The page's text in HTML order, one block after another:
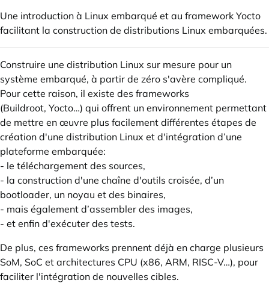
Une introduction à Linux embarqué et au framework Yocto
facilitant la construction de distributions Linux embarquées.
Construire une distribution Linux sur mesure pour un
système embarqué, à partir de zéro s'avère compliqué.
Pour cette raison, il existe des frameworks
(Buildroot, Yocto…) qui offrent un environnement permettant
de mettre en œuvre plus facilement différentes étapes de
création d'une distribution Linux et d'intégration d’une
plateforme embarquée:
- le téléchargement des sources,
- la construction d'une chaîne d'outils croisée, d’un
bootloader, un noyau et des binaires,
- mais également d’assembler des images,
- et enfin d'exécuter des tests.
De plus, ces frameworks prennent déjà en charge plusieurs
SoM, SoC et architectures CPU (x86, ARM, RISC-V…), pour
faciliter l'intégration de nouvelles cibles.